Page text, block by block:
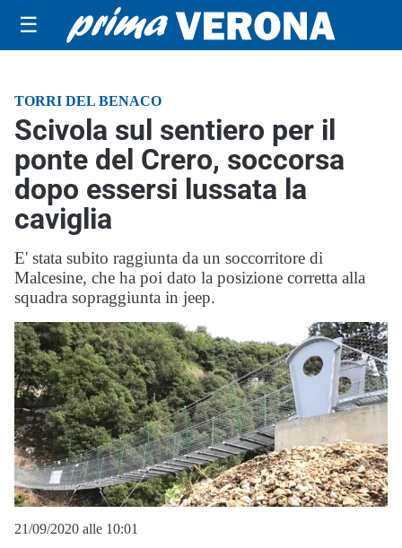
☰
TORRI DEL BENACO
Scivola sul sentiero per il
ponte del Crero, soccorsa
dopo essersi lussata la
caviglia
E' stata subito raggiunta da un soccorritore di
Malcesine, che ha poi dato la posizione corretta alla
squadra sopraggiunta in jeep.
21/09/2020 alle 10:01